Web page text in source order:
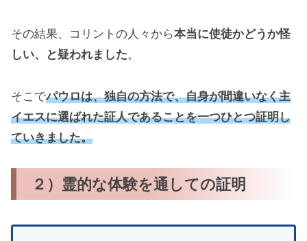
その結果、コリントの人々から本当に使徒かどうか怪
しい、と疑われました。
そこでパウロは、独自の方法で、自身が間違いなく主
イエスに選ばれた証人であることを一つひとつ証明し
ていきました。
２）霊的な体験を通しての証明